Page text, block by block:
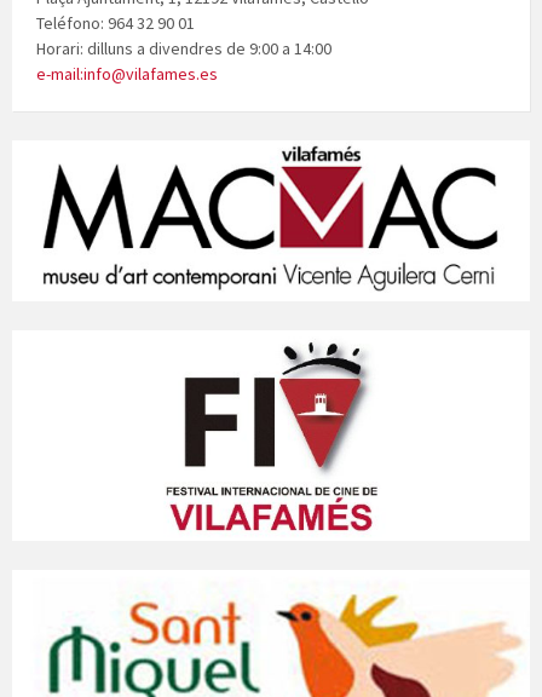
Teléfono: 964 32 90 01
Horari: dilluns a divendres de 9:00 a 14:00
e-mail:info@vilafames.es